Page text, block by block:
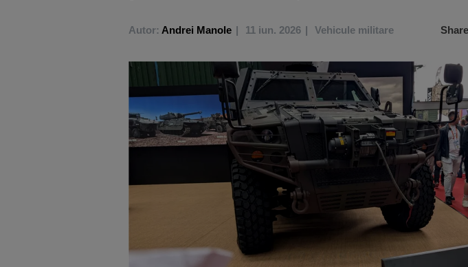
Autor: Andrei Manole 11 iun. 2026 Vehicule militare